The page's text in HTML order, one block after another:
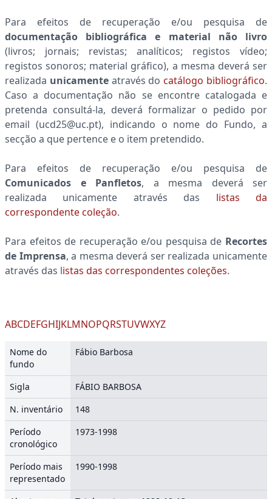
Para efeitos de recuperação e/ou pesquisa de
documentação bibliográfica e material não livro
(livros; jornais; revistas; analíticos; registos vídeo;
registos sonoros; material gráfico), a mesma deverá ser
realizada unicamenteatravés docatálogo bibliográfico.
Caso a documentação não se encontre catalogada e
pretenda consultá-la, deverá formalizar o pedido por
email (ucd25@uc.pt), indicando o nome do Fundo, a
secção a que pertence e o item pretendido.
Para efeitos de recuperação e/ou pesquisa de
Comunicados e Panfletos, a mesma deverá ser
realizada unicamente através das listas da
correspondente coleção.
Para efeitos de recuperação e/ou pesquisa de Recortes
de Imprensa, a mesma deverá ser realizada unicamente
através das listas das correspondentes coleções.
ABCDEFGHIJKLMNOPQRSTUVWXYZ
Nome do
fundo
Fábio Barbosa
Sigla
FÁBIO BARBOSA
N. inventário
148
Período
cronológico
1973-1998
Período mais
representado
1990-1998